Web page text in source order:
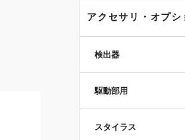
アクセサリ・オプシ
検出器
駆動部用
スタイラス